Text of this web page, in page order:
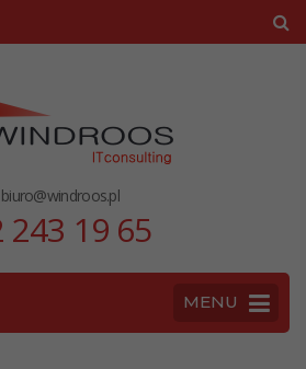
biuro@windroos.pl
243 19 65
MENU